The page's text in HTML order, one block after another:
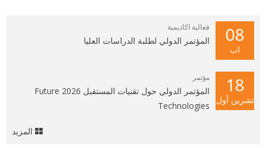
08
اب
فعالية اكاديمية
المؤتمر الدولي لطلبة الدراسات العليا
18
تشرين أول
مؤتمر
المؤتمر الدولي حول تقنيات المستقبل 2026 Future
Technologies
المزيد